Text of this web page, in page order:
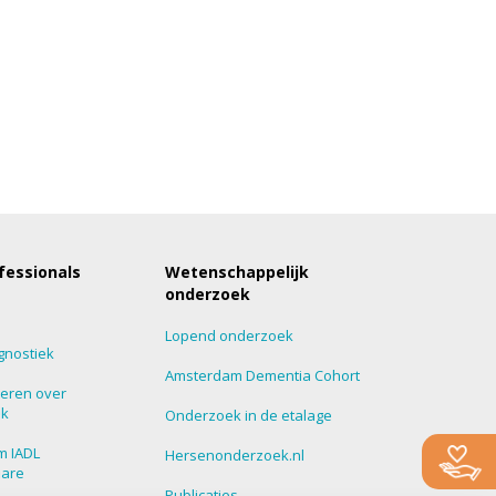
over
IADL
Wetenschappelijk
onderzoek
Lopend onderzoek
Amsterdam Dementia Cohort
Onderzoek in de etalage
Hersenonderzoek.nl